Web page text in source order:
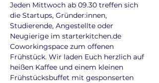
Jeden Mittwoch ab 09.30 treffen sich
die Startups, Gründer:innen,
Studierende, Angestellte oder
Neugierige im starterkitchen.de
Coworkingspace zum offenen
Frühstück. Wir laden Euch herzlich auf
heißen Kaffee und einem kleinen
Frühstücksbuffet mit gesponserten